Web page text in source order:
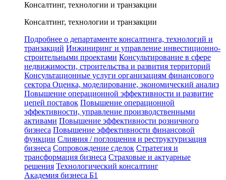
Консалтинг, технологии и транзакции
Консалтинг, технологии и транзакции
Подробнее о департаменте консалтинга, технологий и
транзакций Инжиниринг и управление инвестиционно-
строительными проектами Консультирование в сфере
недвижимости, строительства и развития территорий
Консультационные услуги организациям финансового
сектора Оценка, моделирование, экономический анализ
Повышение операционной эффективности и развитие
цепей поставок Повышение операционной
эффективности, управление производственными
активами Повышение эффективности розничного
бизнеса Повышение эффективности финансовой
функции Слияния / поглощения и реструктуризация
бизнеса Сопровождение сделок Стратегия и
трансформация бизнеса Страховые и актуарные
решения Технологический консалтинг
Академия бизнеса Б1